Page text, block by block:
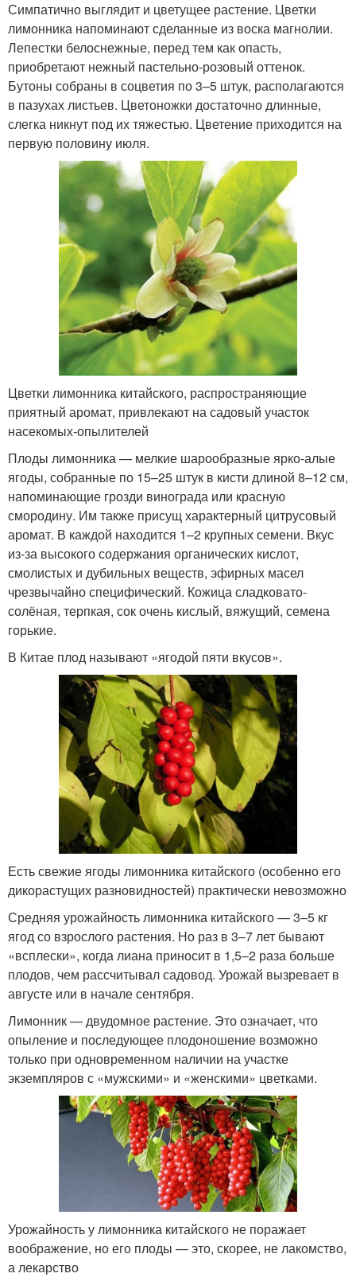
Симпатично выглядит и цветущее растение. Цветки
лимонника напоминают сделанные из воска магнолии.
Лепестки белоснежные, перед тем как опасть,
приобретают нежный пастельно-розовый оттенок.
Бутоны собраны в соцветия по 3–5 штук, располагаются
в пазухах листьев. Цветоножки достаточно длинные,
слегка никнут под их тяжестью. Цветение приходится на
первую половину июля.
Цветки лимонника китайского, распространяющие
приятный аромат, привлекают на садовый участок
насекомых-опылителей
Плоды лимонника — мелкие шарообразные ярко-алые
ягоды, собранные по 15–25 штук в кисти длиной 8–12 см,
напоминающие грозди винограда или красную
смородину. Им также присущ характерный цитрусовый
аромат. В каждой находится 1–2 крупных семени. Вкус
из-за высокого содержания органических кислот,
смолистых и дубильных веществ, эфирных масел
чрезвычайно специфический. Кожица сладковато-
солёная, терпкая, сок очень кислый, вяжущий, семена
горькие.
В Китае плод называют «ягодой пяти вкусов».
Есть свежие ягоды лимонника китайского (особенно его
дикорастущих разновидностей) практически невозможно
Средняя урожайность лимонника китайского — 3–5 кг
ягод со взрослого растения. Но раз в 3–7 лет бывают
«всплески», когда лиана приносит в 1,5–2 раза больше
плодов, чем рассчитывал садовод. Урожай вызревает в
августе или в начале сентября.
Лимонник — двудомное растение. Это означает, что
опыление и последующее плодоношение возможно
только при одновременном наличии на участке
экземпляров с «мужскими» и «женскими» цветками.
Урожайность у лимонника китайского не поражает
воображение, но его плоды — это, скорее, не лакомство,
а лекарство